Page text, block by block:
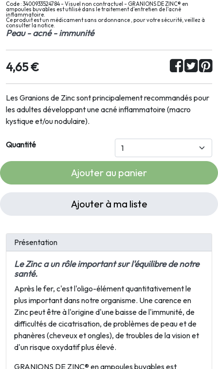
Code : 3400933524784 - Visuel non contractuel - GRANIONS DE ZINC® en
ampoules buvables est utilisé dans le traitement d'entretien de l'acné
inflammatoire.
Ce produit est un médicament sans ordonnance , pour votre sécurité, veillez à
consulter la notice.
Peau - acné - immunité
4,65 €
Les Granions de Zinc sont principalement recommandés pour
les adultes développant une acné inflammatoire (macro
kystique et/ou nodulaire).
Quantité
Ajouter au panier
Ajouter à ma liste
Présentation
LeZinca un rôle important sur l'équilibre de notre
santé.
Après le fer, c'est l'oligo-élément quantitativement le
plus important dans notre organisme. Une carence en
Zinc peut être à l'origine d'une baisse de l'immunité, de
difficultés de cicatrisation, de problèmes de peau et de
phanères (cheveux et ongles), de troubles de la vision et
d'un risque oxydatif plus élevé.
GRANIONS DE ZINC® en ampoules buvables est